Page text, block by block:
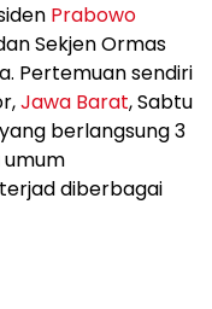
Prabowo
Sekjen Ormas
Pertemuan sendiri
Jawa Barat, Sabtu
berlangsung 3
diberbagai